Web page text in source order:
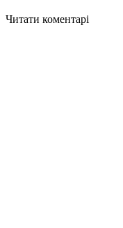
Читати коментарі